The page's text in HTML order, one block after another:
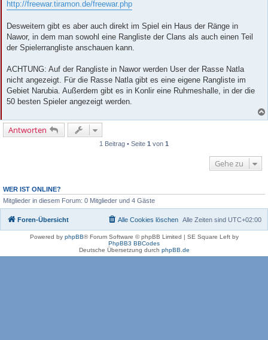
r
http://freewar.tiramon.de/freewar.php
Desweitern gibt es aber auch direkt im Spiel ein Haus der Ränge in
Nawor, in dem man sowohl eine Rangliste der Clans als auch einen Teil
der Spielerrangliste anschauen kann.
ACHTUNG: Auf der Rangliste in Nawor werden User der Rasse Natla
nicht angezeigt. Für die Rasse Natla gibt es eine eigene Rangliste im
Gebiet Narubia. Außerdem gibt es in Konlir eine Ruhmeshalle, in der die
50 besten Spieler angezeigt werden.
Antworten
1 Beitrag • Seite 1 von 1
Gehe zu
WER IST ONLINE?
Mitglieder in diesem Forum: 0 Mitglieder und 4 Gäste
Foren-Übersicht Alle Zeiten sind UTC+02:00
Alle Cookies löschen
Powered by phpBB® Forum Software © phpBB Limited | SE Square Left by
PhpBB3 BBCodes
Deutsche Übersetzung durch phpBB.de